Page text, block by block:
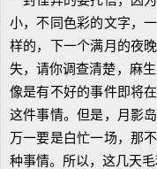
小，不同色彩的文字，
样的，下一个满月的夜
失，请你调查清楚，麻
像是有不好的事件即将
这件事情。但是，月
万一要是白忙一场，那
种事情。所以，这几天毛